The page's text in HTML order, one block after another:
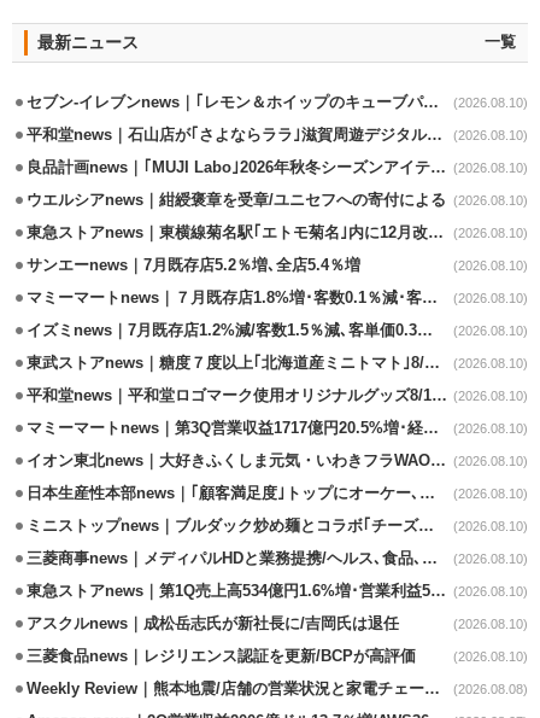
最新ニュース 一覧
セブン-イレブンnews｜｢レモン＆ホイップのキューブパン｣8/11発売 (2026.08.10)
平和堂news｜石山店が｢さよならララ｣滋賀周遊デジタルラリースポットに選定 (2026.08.10)
良品計画news｜｢MUJI Labo｣2026年秋冬シーズンアイテム発売 (2026.08.10)
ウエルシアnews｜紺綬褒章を受章/ユニセフへの寄付による (2026.08.10)
東急ストアnews｜東横線菊名駅｢エトモ菊名｣内に12月改装オープン (2026.08.10)
サンエーnews｜7月既存店5.2％増､全店5.4％増 (2026.08.10)
マミーマートnews｜７月既存店1.8%増･客数0.1％減･客単価1.9％増 (2026.08.10)
イズミnews｜7月既存店1.2%減/客数1.5％減､客単価0.3％増 (2026.08.10)
東武ストアnews｜糖度７度以上｢北海道産ミニトマト｣8/11販売 (2026.08.10)
平和堂news｜平和堂ロゴマーク使用オリジナルグッズ8/10販売開始 (2026.08.10)
マミーマートnews｜第3Q営業収益1717億円20.5%増･経常利益3.6%増 (2026.08.10)
イオン東北news｜大好きふくしま元気・いわきフラWAONの利用金額一部寄付 (2026.08.10)
日本生産性本部news｜｢顧客満足度｣トップにオーケー､コスモス薬品など選出 (2026.08.10)
ミニストップnews｜ブルダック炒め麺とコラボ｢チーズハットグ｣8/7発売 (2026.08.10)
三菱商事news｜メディパルHDと業務提携/ヘルス､食品､日用品で協業 (2026.08.10)
東急ストアnews｜第1Q売上高534億円1.6%増･営業利益5億円13.3%減 (2026.08.10)
アスクルnews｜成松岳志氏が新社長に/吉岡氏は退任 (2026.08.10)
三菱食品news｜レジリエンス認証を更新/BCPが高評価 (2026.08.10)
Weekly Review｜熊本地震/店舗の営業状況と家電チェーンの支援策 (2026.08.08)